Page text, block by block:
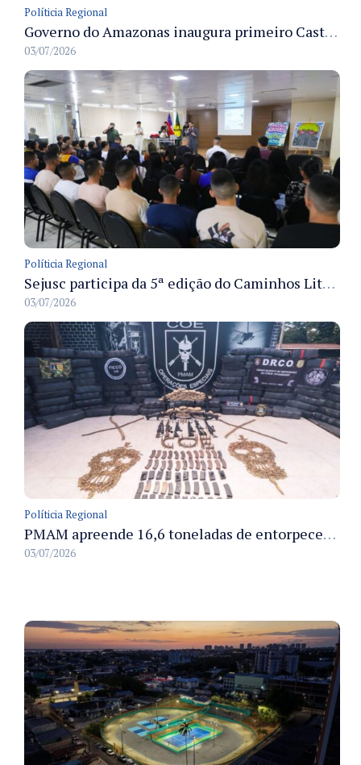
Políticia Regional
Governo do Amazonas inaugura primeiro Castramóvel Fluvial para atendimento veterinário às comunidades ribeirinhas e castração gratuita
03/07/2026
Políticia Regional
Sejusc participa da 5ª edição do Caminhos Literários com foco na cultura hip-hop nas unidades socioeducativas
03/07/2026
Políticia Regional
PMAM apreende 16,6 toneladas de entorpecentes e registra aumento nas prisões em flagrante e nas capturas de foragidos no primeiro semestre de 2026
03/07/2026